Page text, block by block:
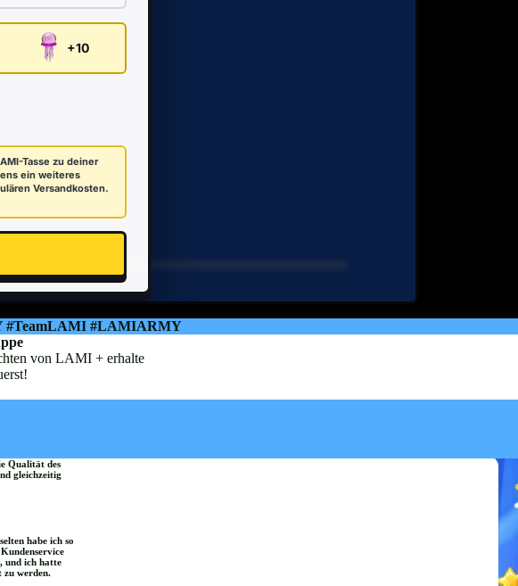
#LAMIARMY
von LAMI + erhalte
Qualität des
gleichzeitig
habe ich so
und ich hatte
zu werden.